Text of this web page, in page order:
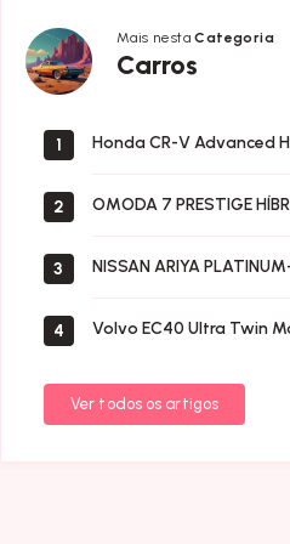
Mais nestaCategoria
Carros
Carros
1 Honda CR-V Advanced
2 OMODA 7 PRESTIGE
3 NISSAN ARIYA
4 Volvo EC40 Ultra Twin
Ver todos os artigos